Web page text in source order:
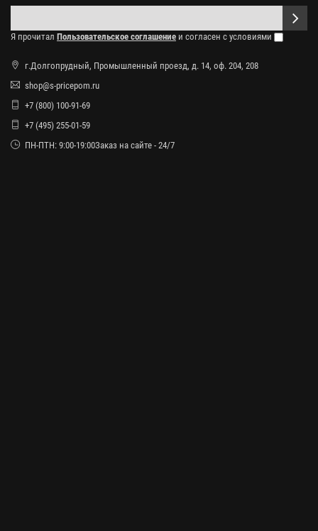
Я прочитал Пользовательское соглашение и согласен с условиями
г.Долгопрудный, Промышленный проезд, д. 14, оф. 204, 208
shop@s-pricepom.ru
+7 (800) 100-91-69
+7 (495) 255-01-59
ПН-ПТН: 9:00-19:00Заказ на сайте - 24/7